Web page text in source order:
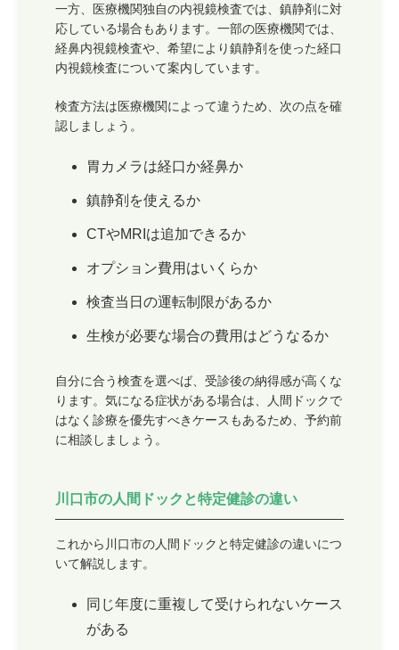
一方、医療機関独自の内視鏡検査では、鎮静剤に対
応している場合もあります。一部の医療機関では、
経鼻内視鏡検査や、希望により鎮静剤を使った経口
内視鏡検査について案内しています。
検査方法は医療機関によって違うため、次の点を確
認しましょう。
胃カメラは経口か経鼻か
鎮静剤を使えるか
CTやMRIは追加できるか
オプション費用はいくらか
検査当日の運転制限があるか
生検が必要な場合の費用はどうなるか
自分に合う検査を選べば、受診後の納得感が高くな
ります。気になる症状がある場合は、人間ドックで
はなく診療を優先すべきケースもあるため、予約前
に相談しましょう。
川口市の人間ドックと特定健診の違い
これから川口市の人間ドックと特定健診の違いにつ
いて解説します。
同じ年度に重複して受けられないケース
がある